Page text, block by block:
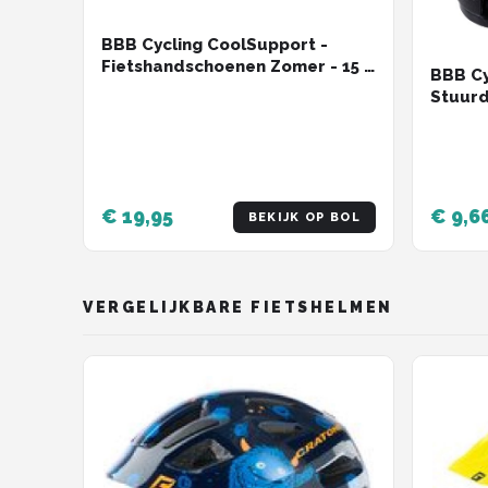
BBB Cycling CoolSupport -
Fietshandschoenen Zomer - 15 -
€ 19,95 BEKIJK OP BOL
BBB
€
VERGELIJKBARE FIETSHELMEN